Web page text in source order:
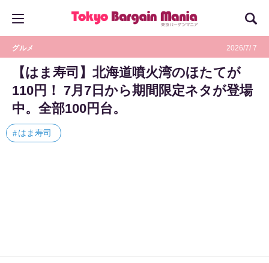
グルメ 2026/7/ 7
【はま寿司】北海道噴火湾のほたてが
110円！ 7月7日から期間限定ネタが登場
中。全部100円台。
はま寿司